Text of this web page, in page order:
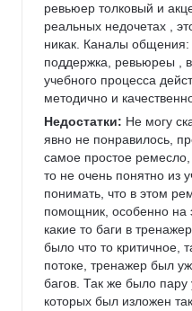
ревьюер толковый и
реальных недочетах ,
никак. Каналы общения:
поддержка, ревьюреы ,
учебного процесса
методично и
Недостатки: Не могу
явно не понравилось,
самое простое ремесло,
то не очень понятно из
понимать, что в этом
помощник, особенно на
какие то баги в
было что то критичное,
потоке, тренажер был
багов. Так же было
которых был изложен